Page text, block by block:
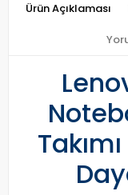
Ürün Açıklaması